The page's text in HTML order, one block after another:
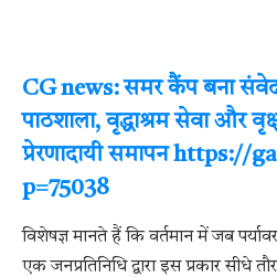
CG news: समर कैंप बना
पाठशाला, वृद्धाश्रम सेवा और
प्रेरणादायी समापन https://
p=75038
विशेषज्ञ मानते हैं कि वर्तमान में जब
एक जनप्रतिनिधि द्वारा इस प्रकार सीधे